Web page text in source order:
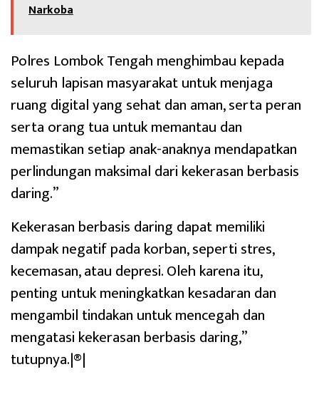
Narkoba
‎Polres Lombok Tengah menghimbau kepada
seluruh lapisan masyarakat untuk menjaga
ruang digital yang sehat dan aman, serta peran
serta orang tua untuk memantau dan
memastikan setiap anak-anaknya mendapatkan
perlindungan maksimal dari kekerasan berbasis
daring.”
Kekerasan berbasis daring dapat memiliki
dampak negatif pada korban, seperti stres,
kecemasan, atau depresi. Oleh karena itu,
penting untuk meningkatkan kesadaran dan
mengambil tindakan untuk mencegah dan
mengatasi kekerasan berbasis daring,”
tutupnya.|®|